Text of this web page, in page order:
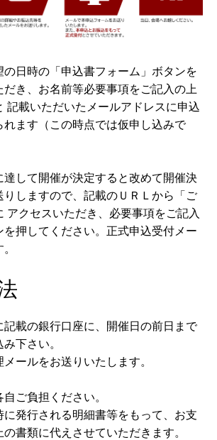
の日時の「申込書フォーム」ボタンを
だき、お名前等必要事項をご記入の上
記載いただいたメールアドレスに申込
れます（この時点では仮申し込みで
達して開催が決定すると改めて開催決
りしますので、記載のＵＲＬから「ご
アクセスいただき、必要事項をご記入
を押してください。正式申込受付メー
記載の銀行口座に、開催日の前日まで
下さい。
ールをお送りいたします。
ご負担ください。
発行される明細書等をもって、お支
書類に代えさせていただきます。